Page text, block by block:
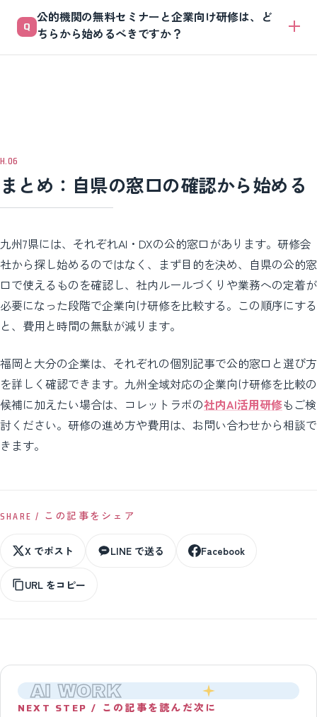
を含めて比較すると、選択肢が広がります。
す。ただし、AI研修であれば必ず対象になるわけではなく、対象企業の
状況、受講者の職務関連性、訓練内容や実施時間によって判断が変わり
ます。受給を保証するものではないため、社労士または管轄労働局への
公的機関の無料セミナーと企業向け研修は、ど
ちらから始めるべきですか？
まとめ：自県の窓口の確認から始める
九州7県には、それぞれAI・DXの公的窓口があります。研修会
社から探し始めるのではなく、まず目的を決め、自県の公的窓
口で使えるものを確認し、社内ルールづくりや業務への定着が
必要になった段階で企業向け研修を比較する。この順序にする
と、費用と時間の無駄が減ります。
福岡と大分の企業は、それぞれの個別記事で公的窓口と選び方
を詳しく確認できます。九州全域対応の企業向け研修を比較の
候補に加えたい場合は、コレットラボの社内AI活用研修もご検
討ください。研修の進め方や費用は、お問い合わせから相談で
きます。
SHARE / この記事をシェア
X でポスト LINE で送る Facebook
URL をコピー
AI WORK
NEXT STEP / この記事を読んだ次に